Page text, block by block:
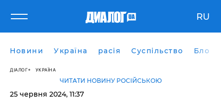
RU
Новини Україна расія Суспільство Блоги
ДІАЛОГ УКРАЇНА
ЧИТАТИ НОВИНУ РОСІЙСЬКОЮ
25 червня 2024, 11:37